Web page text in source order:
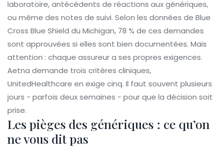
laboratoire, antécédents de réactions aux génériques,
ou même des notes de suivi. Selon les données de Blue
Cross Blue Shield du Michigan, 78 % de ces demandes
sont approuvées si elles sont bien documentées. Mais
attention : chaque assureur a ses propres exigences.
Aetna demande trois critères cliniques,
UnitedHealthcare en exige cinq. Il faut souvent plusieurs
jours - parfois deux semaines - pour que la décision soit
prise.
Les pièges des génériques : ce qu’on
ne vous dit pas